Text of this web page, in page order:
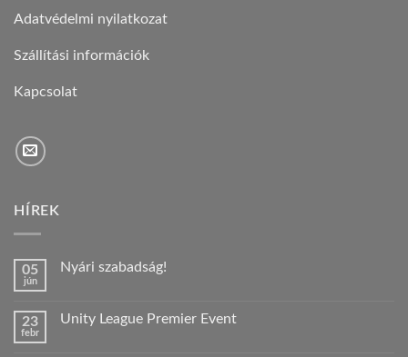
Adatvédelmi nyilatkozat
Szállítási információk
Kapcsolat
HÍREK
05
jún
Nyári szabadság!
Nyári
23
febr
Unity League Premier Event